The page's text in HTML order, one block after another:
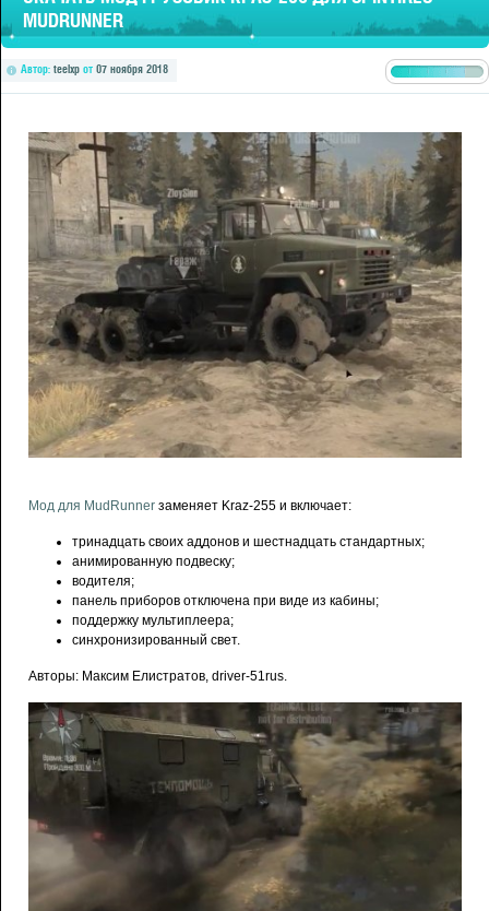
MUDRUNNER
Автор: teelxp от 07 ноября 2018
Мод для MudRunner заменяет Kraz-255 и включает:
тринадцать своих аддонов и шестнадцать стандартных;
анимированную подвеску;
водителя;
панель приборов отключена при виде из кабины;
поддержку мультиплеера;
синхронизированный свет.
Авторы: Максим Елистратов, driver-51rus.